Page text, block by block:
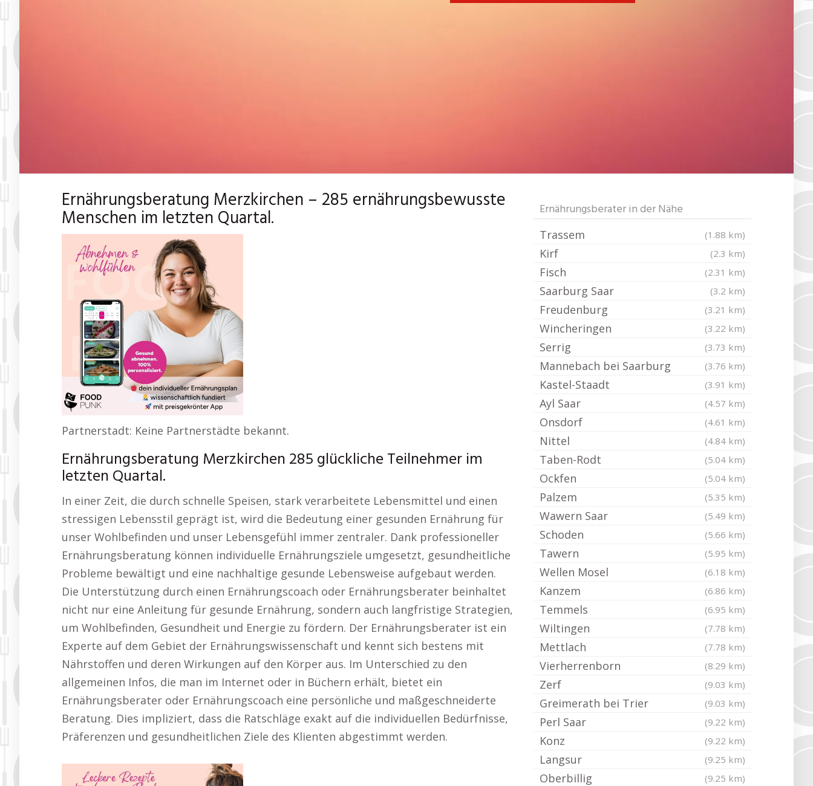
Ernährungsberatung Merzkirchen – 285 ernährungsbewusste
Menschen im letzten Quartal.
Partnerstadt: Keine Partnerstädte bekannt.
Ernährungsberatung Merzkirchen 285 glückliche Teilnehmer im
letzten Quartal.
In einer Zeit, die durch schnelle Speisen, stark verarbeitete Lebensmittel und einen
stressigen Lebensstil geprägt ist, wird die Bedeutung einer gesunden Ernährung für
unser Wohlbefinden und unser Lebensgefühl immer zentraler. Dank professioneller
Ernährungsberatung können individuelle Ernährungsziele umgesetzt, gesundheitliche
Probleme bewältigt und eine nachhaltige gesunde Lebensweise aufgebaut werden.
Die Unterstützung durch einen Ernährungscoach oder Ernährungsberater beinhaltet
nicht nur eine Anleitung für gesunde Ernährung, sondern auch langfristige Strategien,
um Wohlbefinden, Gesundheit und Energie zu fördern. Der Ernährungsberater ist ein
Experte auf dem Gebiet der Ernährungswissenschaft und kennt sich bestens mit
Nährstoffen und deren Wirkungen auf den Körper aus. Im Unterschied zu den
allgemeinen Infos, die man im Internet oder in Büchern erhält, bietet ein
Ernährungsberater oder Ernährungscoach eine persönliche und maßgeschneiderte
Beratung. Dies impliziert, dass die Ratschläge exakt auf die individuellen Bedürfnisse,
Präferenzen und gesundheitlichen Ziele des Klienten abgestimmt werden.
Ernährungsberater in der Nähe
Trassem (1.88 km)
Kirf (2.3 km)
Fisch (2.31 km)
Saarburg Saar (3.2 km)
Freudenburg (3.21 km)
Wincheringen (3.22 km)
Serrig (3.73 km)
Mannebach bei Saarburg (3.76 km)
Kastel-Staadt (3.91 km)
Ayl Saar (4.57 km)
Onsdorf (4.61 km)
Nittel (4.84 km)
Taben-Rodt (5.04 km)
Ockfen (5.04 km)
Palzem (5.35 km)
Wawern Saar (5.49 km)
Schoden (5.66 km)
Tawern (5.95 km)
Wellen Mosel (6.18 km)
Kanzem (6.86 km)
Temmels (6.95 km)
Wiltingen (7.78 km)
Mettlach (7.78 km)
Vierherrenborn (8.29 km)
Zerf (9.03 km)
Greimerath bei Trier (9.03 km)
Perl Saar (9.22 km)
Konz (9.22 km)
Langsur (9.25 km)
Oberbillig (9.25 km)